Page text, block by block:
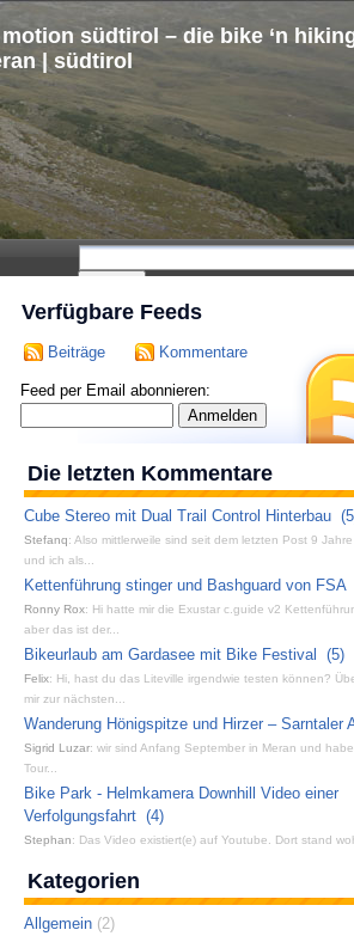
südtirol – die bike ‘n
| südtirol
Verfügbare Feeds
Beiträge Kommentare
Feed per Email abonnieren:
Die letzten Kommentare
Cube Stereo mit Dual Trail Control Hinterbau
Stefanq: Also mittlerweile sind seit dem letzten Post 9
und ich als...
Kettenführung stinger und Bashguard von FSA
Ronny Rox: Hi hatte mir die Exustar c.guide v2
aber das ist der...
Bikeurlaub am Gardasee mit Bike Festival
(5)
Felix: Hi, hast du das Liteville irgendwie testen können?
mir zur nächsten...
Wanderung Hönigspitze und Hirzer – Sarntaler
Sigrid Luzar: wir sind Anfang September in Meran und
Tour...
Bike Park - Helmkamera Downhill Video einer
Verfolgungsfahrt (4)
Stephan: Das Video existiert(e) auf Youtube. Dort stand
Kategorien
Allgemein(2)